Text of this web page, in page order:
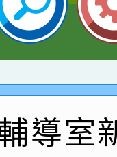
師榮獲教
名
2026世
創客佳
園市中
榮獲社
斯O蜜、
科展 國
班張O
導室